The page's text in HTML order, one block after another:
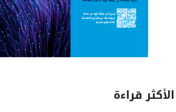
الأكثر قراءة